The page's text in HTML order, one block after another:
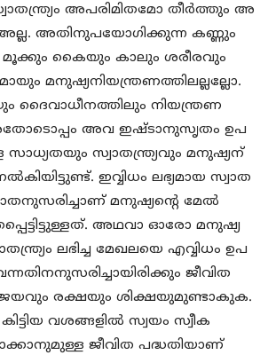
അപരിമിതമോ തീർത്തും അ
അല്ല. അതിനുപയോഗിക്കുന്ന കണ്ണും
മൂക്കും കൈയും കാലും ശരീരവും
മനുഷ്യനിയന്ത്രണത്തിലല്ലല്ലോ.
നിയന്ത്രണ
അവ ഇഷ്ടാനുസൃതം ഉപ
സ്വാതന്ത്ര്യവും മനുഷ്യന്
ഇവ്വിധം ലഭ്യമായ സ്വാത
മനുഷ്യന്റെ മേൽ
അഥവാ ഓരോ മനുഷ്യ
ലഭിച്ച മേഖലയെ എവ്വിധം ഉപ
ജീവിത
രക്ഷയും ശിക്ഷയുമുണ്ടാകുക.
വശങ്ങളിൽ സ്വയം സ്വീക
ജീവിത പദ്ധതിയാണ്